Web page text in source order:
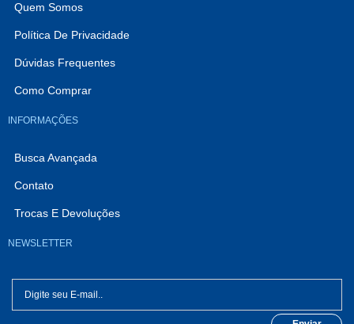
Quem Somos
Política De Privacidade
Dúvidas Frequentes
Como Comprar
INFORMAÇÕES
Busca Avançada
Contato
Trocas E Devoluções
NEWSLETTER